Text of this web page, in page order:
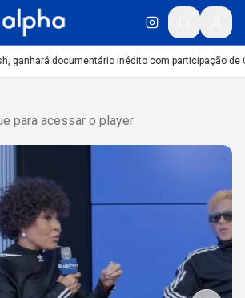
ganhará documentário inédito com participação de
para acessar o player